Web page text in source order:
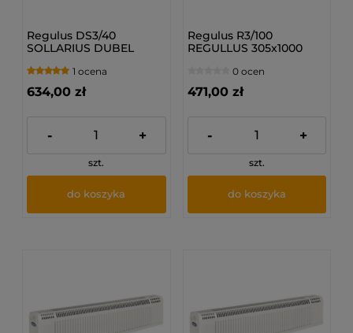
Regulus DS3/40
SOLLARIUS DUBEL
bocznozasilany
1 ocena
634,00 zł
- +
szt.
do koszyka
Regulus R3/100
REGULLUS 305x1000
bocznozasilany
0 ocen
471,00 zł
- +
szt.
do koszyka